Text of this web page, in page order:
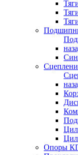
Опоры